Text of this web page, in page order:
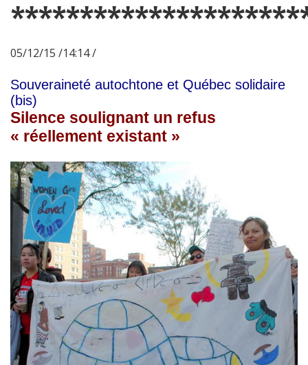
05/12/15 /14:14 /
Souveraineté autochtone et Québec solidaire
(bis)
Silence soulignant un refus
« réellement existant »